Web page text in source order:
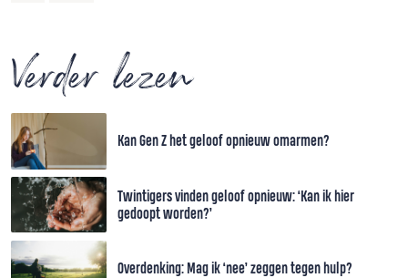
Verder lezen
Kan Gen Z het geloof opnieuw omarmen?
Twintigers vinden geloof opnieuw: ‘Kan ik hier
gedoopt worden?’
Overdenking: Mag ik ‘nee’ zeggen tegen hulp?